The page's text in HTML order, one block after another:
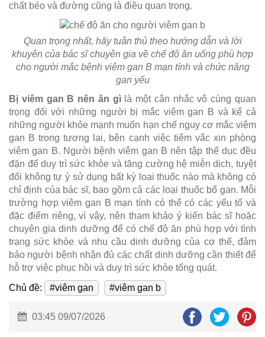
chất béo và đường cũng là điều quan trọng.
Quan trọng nhất, hãy tuân thủ theo hướng dẫn và lời
khuyên của bác sĩ chuyên gia về chế độ ăn uống phù hợp
cho người mắc bệnh viêm gan B mạn tính và chức năng
gan yếu
Bị viêm gan B nên ăn gìlà một cân nhắc vô cùng quan
trọng đối với những người bị mắc viêm gan B và kể cả
những người khỏe mạnh muốn hạn chế nguy cơ mắc viêm
gan B trong tương lai, bên cạnh việc tiêm vắc xin phòng
viêm gan B. Người bệnh viêm gan B nên tập thể dục đều
đặn để duy trì sức khỏe và tăng cường hệ miễn dịch, tuyệt
đối không tự ý sử dụng bất kỳ loại thuốc nào mà không có
chỉ định của bác sĩ, bao gồm cả các loại thuốc bổ gan. Mỗi
trường hợp viêm gan B mạn tính có thể có các yếu tố và
đặc điểm riêng, vì vậy, nên tham khảo ý kiến bác sĩ hoặc
chuyên gia dinh dưỡng để có chế độ ăn phù hợp với tình
trạng sức khỏe và nhu cầu dinh dưỡng của cơ thể, đảm
bảo người bệnh nhận đủ các chất dinh dưỡng cần thiết để
hỗ trợ việc phục hồi và duy trì sức khỏe tổng quát.
Chủ đề:
#viêm gan #viêm gan b
03:45 09/07/2026